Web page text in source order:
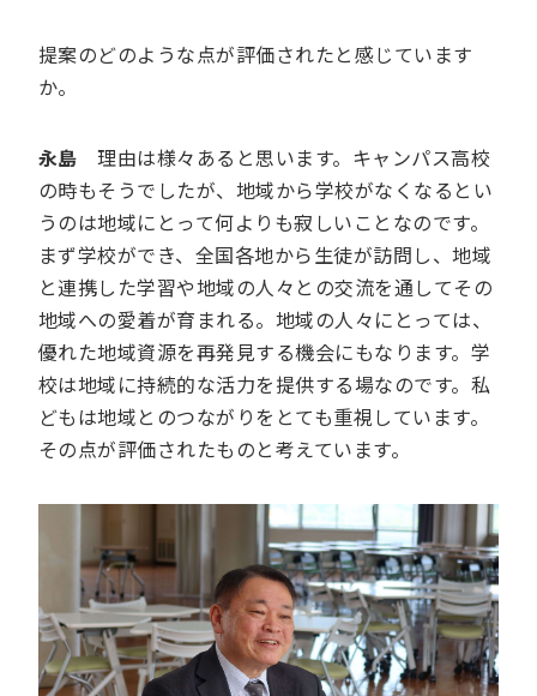
提案のどのような点が評価されたと感じています
か。
永島 理由は様々あると思います。キャンパス高校
の時もそうでしたが、地域から学校がなくなるとい
うのは地域にとって何よりも寂しいことなのです。
まず学校ができ、全国各地から生徒が訪問し、地域
と連携した学習や地域の人々との交流を通してその
地域への愛着が育まれる。地域の人々にとっては、
優れた地域資源を再発見する機会にもなります。学
校は地域に持続的な活力を提供する場なのです。私
どもは地域とのつながりをとても重視しています。
その点が評価されたものと考えています。